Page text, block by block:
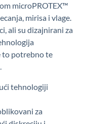
microPROTEX™
mirisa i vlage.
ali su dizajnirani za
to potrebno te
tehnologiji
za